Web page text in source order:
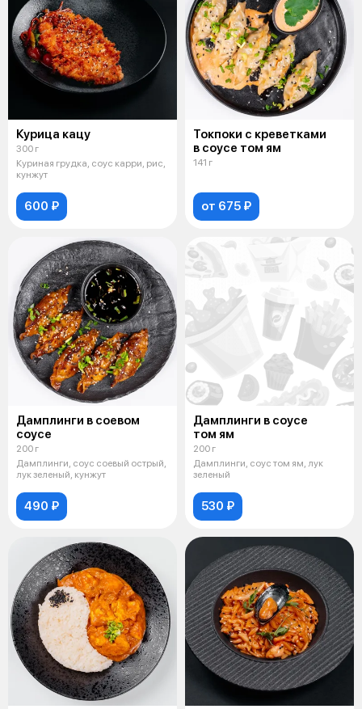
Курица кацу
300 г
Куриная грудка, соус карри, рис,
кунжут
600 ₽
Токпоки с креветками
в соусе том ям
141 г
от 675 ₽
Дамплинги в соевом
соусе
200 г
Дамплинги, соус соевый острый,
лук зеленый, кунжут
490 ₽
Дамплинги в соусе
том ям
200 г
Дамплинги, соус том ям, лук
зеленый
530 ₽